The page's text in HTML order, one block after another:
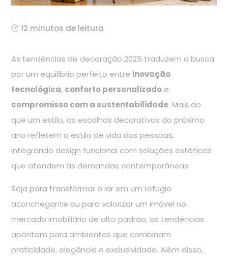
🕑 12 minutos de leitura
As tendências de decoração 2025 traduzem a busca
por um equilíbrio perfeito entre inovação
tecnológica, conforto personalizado e
compromisso com a sustentabilidade. Mais do
que um estilo, as escolhas decorativas do próximo
ano refletem o estilo de vida das pessoas,
integrando design funcional com soluções estéticas
que atendem às demandas contemporâneas.
Seja para transformar o lar em um refúgio
aconchegante ou para valorizar um imóvel no
mercado imobiliário de alto padrão, as tendências
apontam para ambientes que combinam
praticidade, elegância e exclusividade. Além disso,